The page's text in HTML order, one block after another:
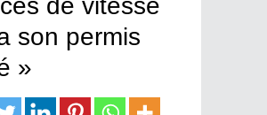
de vitesse
son permis
»